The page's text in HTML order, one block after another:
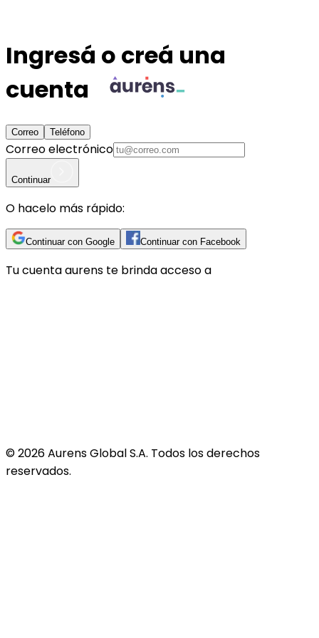
Ingresá o creá una
cuenta
Correo Teléfono
Correo electrónico
Continuar
O hacelo más rápido:
Continuar con Google Continuar con Facebook
Tu cuentaaurens te brinda acceso a
©2026Aurens Global S.A. Todos los derechos
reservados.